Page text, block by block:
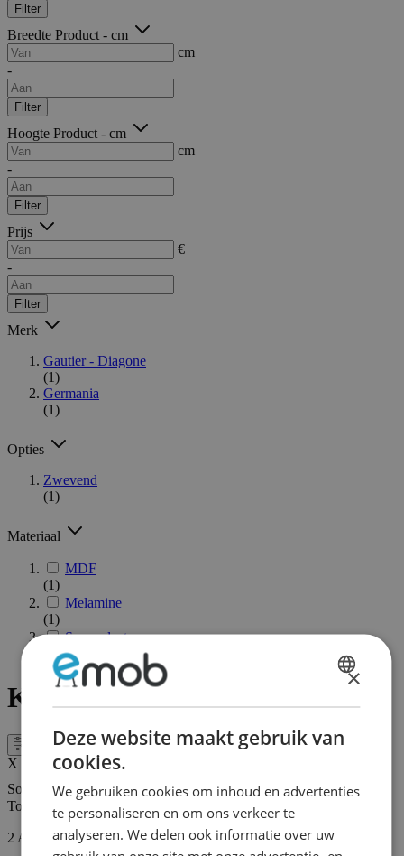
Filter
Breedte Product - cm
cm
-
Filter
Hoogte Product - cm
cm
-
Filter
Prijs
€
-
Filter
Merk
Gautier - Diagone
(1)
Germania
(1)
Opties
Zwevend
(1)
Materiaal
MDF
(1)
Melamine
(1)
Spaanplaat
(1)
Kasten met legplanken
Filter
X
Sorteer op
Tonen
2 Artikelen
×
Deze website maakt gebruik van
cookies.
We gebruiken cookies om inhoud en advertenties
te personaliseren en om ons verkeer te
analyseren. We delen ook informatie over uw